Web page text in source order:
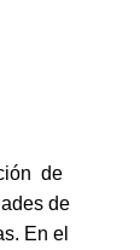
de
de
En el